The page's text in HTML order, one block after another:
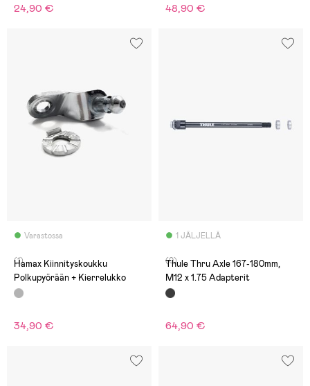
24,90 € 48,90 €
Varastossa
(1)
Hamax Kiinnityskoukku
Polkupyörään + Kierrelukko
34,90 €
1 JÄLJELLÄ
(0)
Thule Thru Axle 167-180mm,
M12 x 1.75 Adapterit
64,90 €